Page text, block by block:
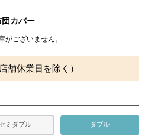
ざいます。また発送予定も変更になる場
カバー
がございません。
舗休業日を除く）
セミダブル ダブル